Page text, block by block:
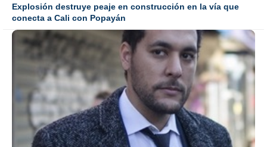
Explosión destruye peaje en construcción en la vía que
conecta a Cali con Popayán